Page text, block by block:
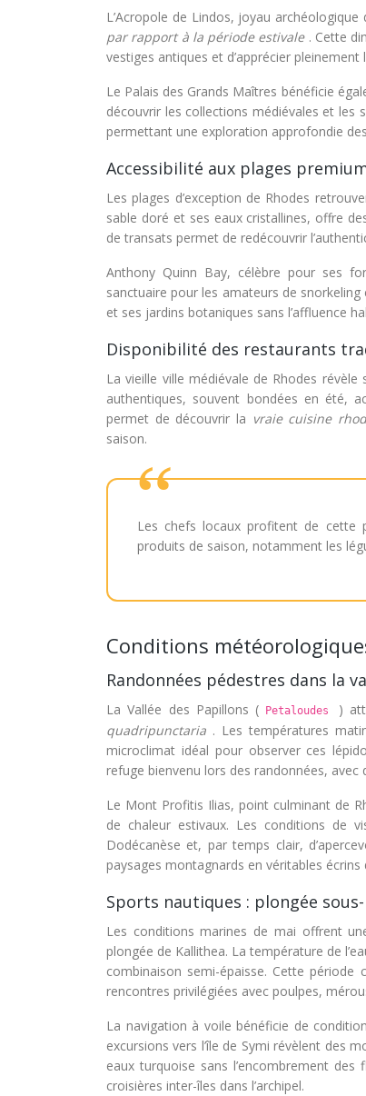
L’Acropole de Lindos, joyau
par rapport à la période estivale . Cette
vestiges antiques et d’apprécier
Le Palais des Grands Maîtres bénéficie
découvrir les collections médiévales et les
permettant une exploration approfondie
Accessibilité aux plages
Les plages d’exception de Rhodes
sable doré et ses eaux cristallines, offre
de transats permet de redécouvrir
Anthony Quinn Bay, célèbre pour ses
sanctuaire pour les amateurs de
et ses jardins botaniques sans l’affluence
Disponibilité des restaurants
La vieille ville médiévale de Rhodes
authentiques, souvent bondées en été,
permet de découvrir la vraie cuisine
saison.
Les chefs locaux profitent de cette
produits de saison, notamment les
Conditions
Randonnées pédestres dans la
La Vallée des Papillons ( Petaloudes )
quadripunctaria . Les températures
microclimat idéal pour observer ces
refuge bienvenu lors des randonnées,
Le Mont Profitis Ilias, point culminant de
de chaleur estivaux. Les conditions de
Dodécanèse et, par temps clair,
paysages montagnards en véritables écrins
Sports nautiques : plongée
Les conditions marines de mai offrent
plongée de Kallithea. La température de
combinaison semi-épaisse. Cette
rencontres privilégiées avec poulpes,
La navigation à voile bénéficie de
excursions vers l’île de Symi révèlent des
eaux turquoise sans l’encombrement
croisières inter-îles dans l’archipel.